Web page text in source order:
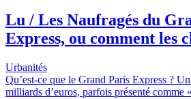
Lu / Les Naufragés du
Express, ou comment les
Urbanités
Qu’est-ce que le Grand Paris Express ?
milliards d’euros, parfois présenté comme